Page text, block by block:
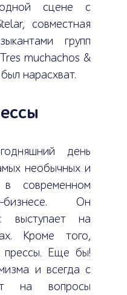
сцене с
совместная
групп
muchachos &
нарасхват.
день
необычных и
современном
бизнесе. Он
выступает на
Кроме того,
Еще бы!
и всегда с
на вопросы